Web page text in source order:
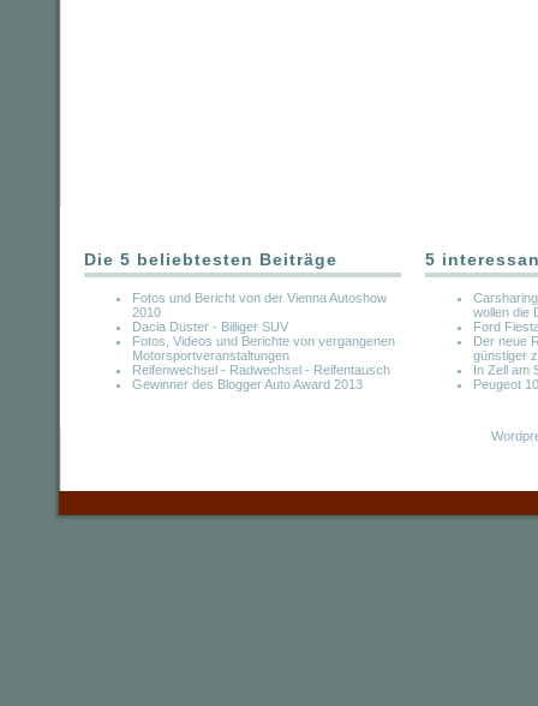
Die 5 beliebtesten Beiträge
Fotos und Bericht von der Vienna Autoshow
2010
Dacia Duster - Billiger SUV
Fotos, Videos und Berichte von vergangenen
Motorsportveranstaltungen
Reifenwechsel - Radwechsel - Reifentausch
Gewinner des Blogger Auto Award 2013
5
wollen die
Ford
Der neue
günstiger
In Zell am
Peugeot